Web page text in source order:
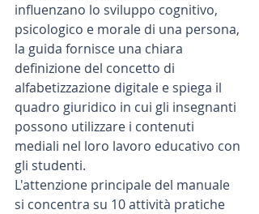
influenzano lo sviluppo cognitivo,
psicologico e morale di una persona,
la guida fornisce una chiara
definizione del concetto di
alfabetizzazione digitale e spiega il
quadro giuridico in cui gli insegnanti
possono utilizzare i contenuti
mediali nel loro lavoro educativo con
gli studenti.
L'attenzione principale del manuale
si concentra su 10 attività pratiche